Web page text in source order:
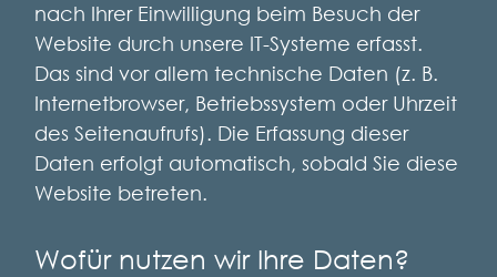
nach Ihrer Einwilligung beim Besuch der
Website durch unsere IT-Systeme erfasst.
Das sind vor allem technische Daten (z. B.
Internetbrowser, Betriebssystem oder Uhrzeit
des Seitenaufrufs). Die Erfassung dieser
Daten erfolgt automatisch, sobald Sie diese
Website betreten.
Wofür nutzen wir Ihre Daten?